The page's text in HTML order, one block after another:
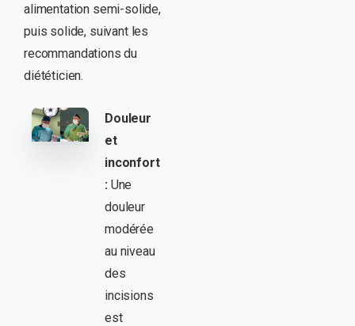
alimentation semi-solide,
puis solide, suivant les
recommandations du
diététicien.
Douleur
et
inconfort
:Une
douleur
modérée
au niveau
des
incisions
est